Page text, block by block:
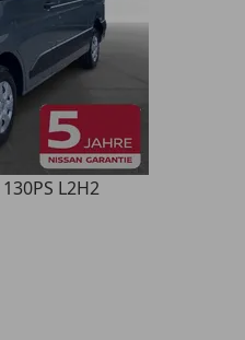
L2H2